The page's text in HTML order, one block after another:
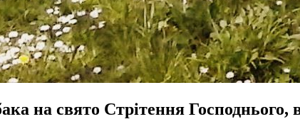
на свято Стрітення Господнього,